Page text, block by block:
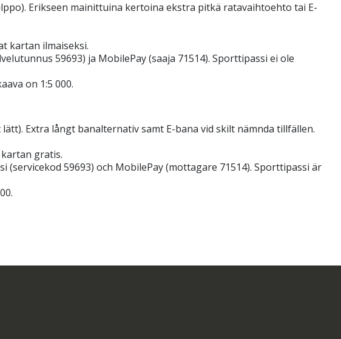
Erikseen mainittuina kertoina ekstra pitkä ratavaihtoehto tai E-
kartan ilmaiseksi.
59693) ja MobilePay (saaja 71514). Sporttipassi ei ole
on 1:5 000.
Extra långt banalternativ samt E-bana vid skilt nämnda tillfällen.
gratis.
59693) och MobilePay (mottagare 71514). Sporttipassi är